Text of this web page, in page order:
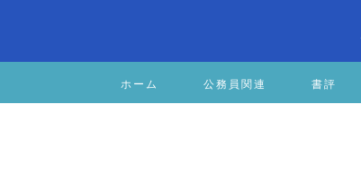
ホーム 公務員関連 書評